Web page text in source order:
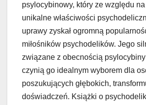
psylocybinowy, który ze względu
unikalne właściwości
uprawy zyskał ogromną
miłośników psychodelików. Jego
związane z obecnością
czynią go idealnym wyborem dla
poszukujących głębokich,
doświadczeń. Książki o